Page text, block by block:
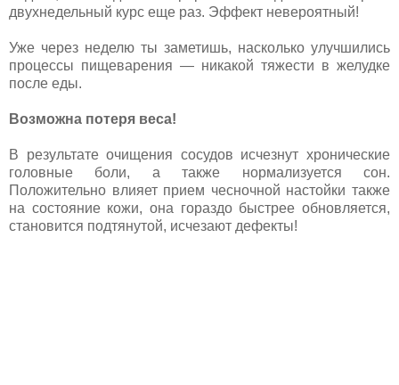
двухнедельный курс еще раз. Эффект невероятный!
Уже через неделю ты заметишь, насколько улучшились
процессы пищеварения — никакой тяжести в желудке
после еды.
Возможна потеря веса!
В результате очищения сосудов исчезнут хронические
головные боли, а также нормализуется сон.
Положительно влияет прием чесночной настойки также
на состояние кожи, она гораздо быстрее обновляется,
становится подтянутой, исчезают дефекты!